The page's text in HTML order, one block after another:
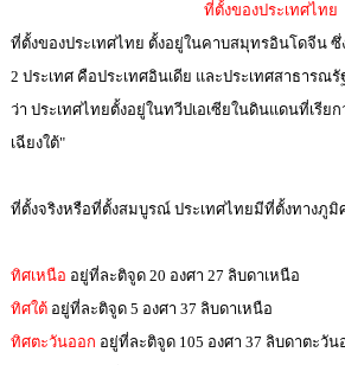
ที่ตั้งของประเทศไทย
ที่ตั้งของประเทศไทย ตั้งอยู่ในคาบสมุทรอินโดจีน
2 ประเทศ คือประเทศอินเดีย และประเทศสาธารณ
ว่า ประเทศไทยตั้งอยู่ในทวีปเอเซียในดินแดนที่เรีย
เฉียงใต้"
ที่ตั้งจริงหรือที่ตั้งสมบูรณ์ ประเทศไทยมีที่ตั้งทางภูมิ
ทิศเหนือ อยู่ที่ละติจูด 20 องศา 27 ลิบดาเหนือ
ทิศใต้อยู่ที่ละติจูด 5 องศา 37 ลิบดาเหนือ
ทิศตะวันออก อยู่ที่ละติจูด 105 องศา 37 ลิบดาตะวัน